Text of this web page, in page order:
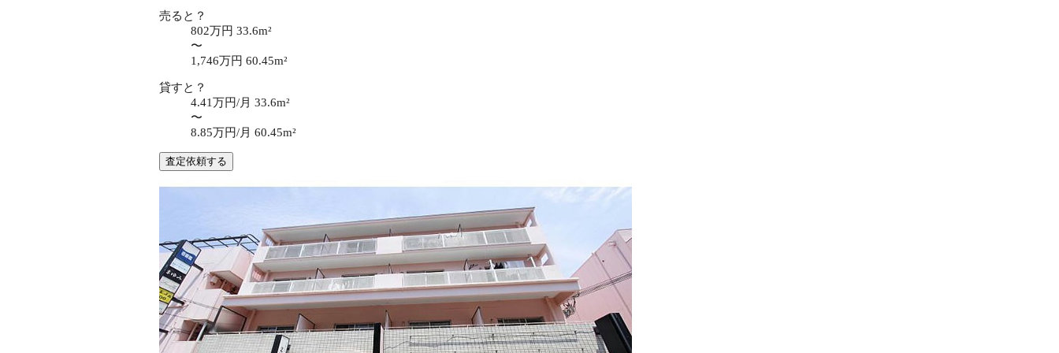
売ると？
802万円 33.6m²
〜
1,746万円 60.45m²
貸すと？
4.41万円/月 33.6m²
〜
8.85万円/月 60.45m²
査定依頼する